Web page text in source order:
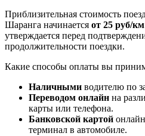
Приблизительная стоимость
Шаранга начинается от 25 руб/км
утверждается перед
продолжительности поездки.
Какие способы оплаты вы
Наличными водителю по
Переводом онлайн на
карты или телефона.
Банковской картой
терминал в автомобиле.